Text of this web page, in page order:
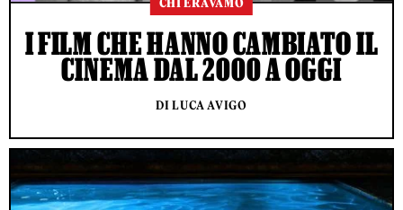
CHI ERAVAMO
I FILM CHE HANNO CAMBIATO IL
CINEMA DAL 2000 A OGGI
DI LUCA AVIGO